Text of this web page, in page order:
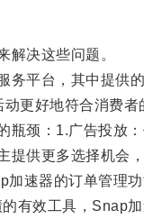
决这些问题。
台，其中提供的
好地符合消费者
：1.广告投放：
供更多选择机会，
器的订单管理功
效工具，Snap加